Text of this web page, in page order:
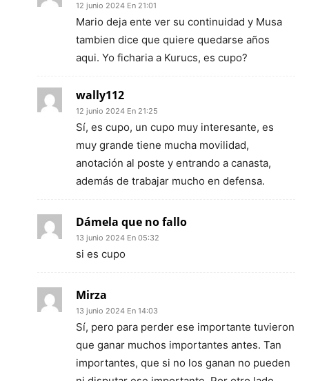
12 junio 2024 En 21:01
Mario deja ente ver su continuidad y Musa
tambien dice que quiere quedarse años
aqui. Yo ficharia a Kurucs, es cupo?
wally112
12 junio 2024 En 21:25
Sí, es cupo, un cupo muy interesante, es
muy grande tiene mucha movilidad,
anotación al poste y entrando a canasta,
además de trabajar mucho en defensa.
Dámela que no fallo
13 junio 2024 En 05:32
si es cupo
Mirza
13 junio 2024 En 14:03
Sí, pero para perder ese importante tuvieron
que ganar muchos importantes antes. Tan
importantes, que si no los ganan no pueden